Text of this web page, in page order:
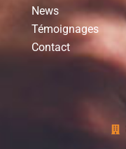
News
Témoignages
Contact